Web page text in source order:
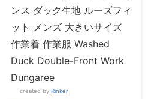
ンス ダック生地 ルーズフィ
ット メンズ 大きいサイズ
作業着 作業服 Washed
Duck Double-Front Work
Dungaree
created by Rinker